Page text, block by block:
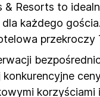
Resorts to
każdego
przekroczy